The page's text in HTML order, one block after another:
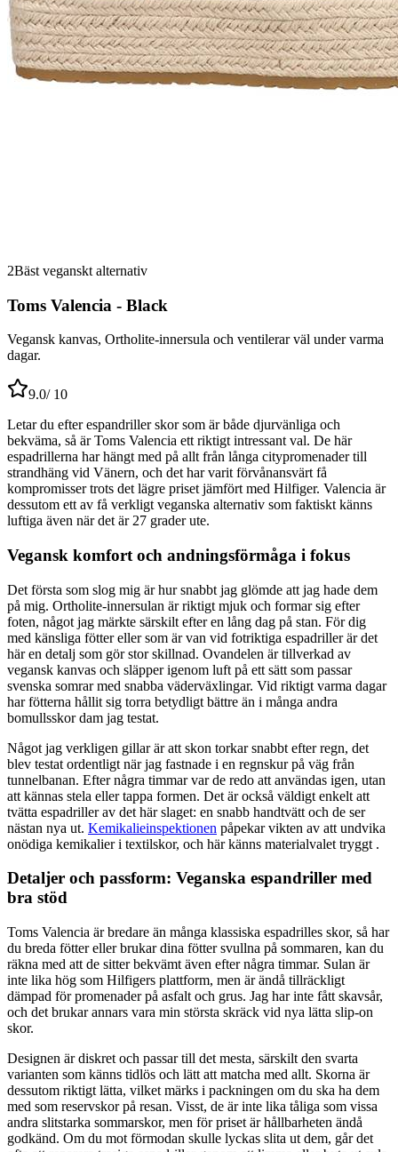
2Bäst veganskt alternativ
Toms Valencia - Black
Vegansk kanvas, Ortholite-innersula och ventilerar väl under varma
dagar.
9.0/ 10
Letar du efter espandriller skor som är både djurvänliga och
bekväma, så är Toms Valencia ett riktigt intressant val. De här
espadrillerna har hängt med på allt från långa citypromenader till
strandhäng vid Vänern, och det har varit förvånansvärt få
kompromisser trots det lägre priset jämfört med Hilfiger. Valencia är
dessutom ett av få verkligt veganska alternativ som faktiskt känns
luftiga även när det är 27 grader ute.
Vegansk komfort och andningsförmåga i fokus
Det första som slog mig är hur snabbt jag glömde att jag hade dem
på mig. Ortholite-innersulan är riktigt mjuk och formar sig efter
foten, något jag märkte särskilt efter en lång dag på stan. För dig
med känsliga fötter eller som är van vid fotriktiga espadriller är det
här en detalj som gör stor skillnad. Ovandelen är tillverkad av
vegansk kanvas och släpper igenom luft på ett sätt som passar
svenska somrar med snabba väderväxlingar. Vid riktigt varma dagar
har fötterna hållit sig torra betydligt bättre än i många andra
bomullsskor dam jag testat.
Något jag verkligen gillar är att skon torkar snabbt efter regn, det
blev testat ordentligt när jag fastnade i en regnskur på väg från
tunnelbanan. Efter några timmar var de redo att användas igen, utan
att kännas stela eller tappa formen. Det är också väldigt enkelt att
tvätta espadriller av det här slaget: en snabb handtvätt och de ser
nästan nya ut. Kemikalieinspektionen påpekar vikten av att undvika
onödiga kemikalier i textilskor, och här känns materialvalet tryggt .
Detaljer och passform: Veganska espandriller med
bra stöd
Toms Valencia är bredare än många klassiska espadrilles skor, så har
du breda fötter eller brukar dina fötter svullna på sommaren, kan du
räkna med att de sitter bekvämt även efter några timmar. Sulan är
inte lika hög som Hilfigers plattform, men är ändå tillräckligt
dämpad för promenader på asfalt och grus. Jag har inte fått skavsår,
och det brukar annars vara min största skräck vid nya lätta slip-on
skor.
Designen är diskret och passar till det mesta, särskilt den svarta
varianten som känns tidlös och lätt att matcha med allt. Skorna är
dessutom riktigt lätta, vilket märks i packningen om du ska ha dem
med som reservskor på resan. Visst, de är inte lika tåliga som vissa
andra slitstarka sommarskor, men för priset är hållbarheten ändå
godkänd. Om du mot förmodan skulle lyckas slita ut dem, går det